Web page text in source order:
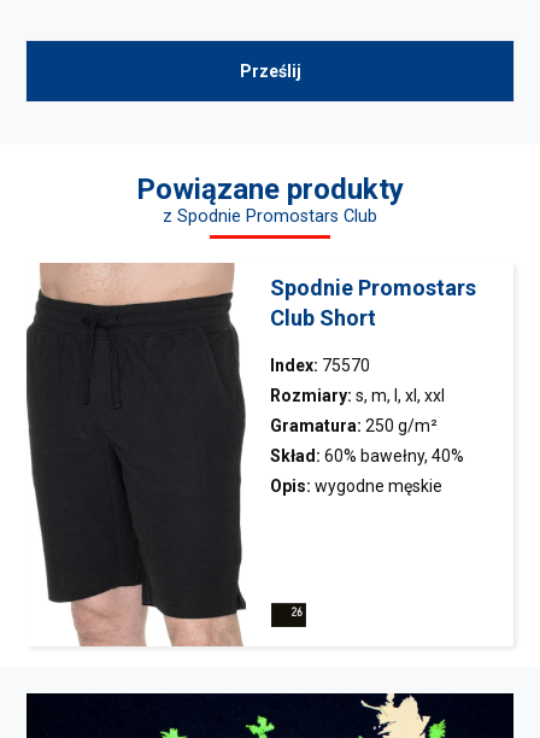
Powiązane produkty
z Spodnie Promostars Club
Spodnie Promostars
Club Short
Index: 75570
Rozmiary: s, m, l, xl, xxl
Gramatura: 250 g/m²
Skład: 60% bawełny, 40%
poliestru
Opis: wygodne męskie
regulacją na szurek; rozcięcia
wzmacniającą od wewnątrz;
dwie boczne kieszenie; dwie